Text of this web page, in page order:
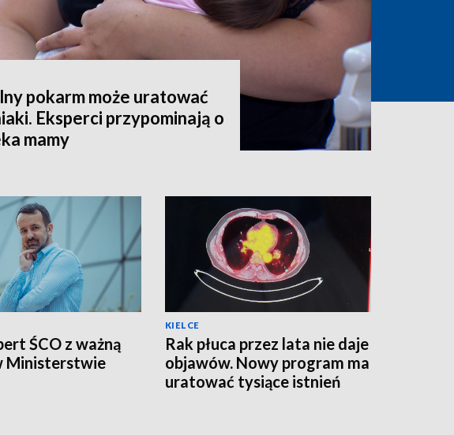
pokarm może uratować
Eksperci przypominają o
mamy
ŚCO z ważną
Ministerstwie
KIELCE
Rak płuca przez lata nie daje
objawów. Nowy program ma
uratować tysiące istnień